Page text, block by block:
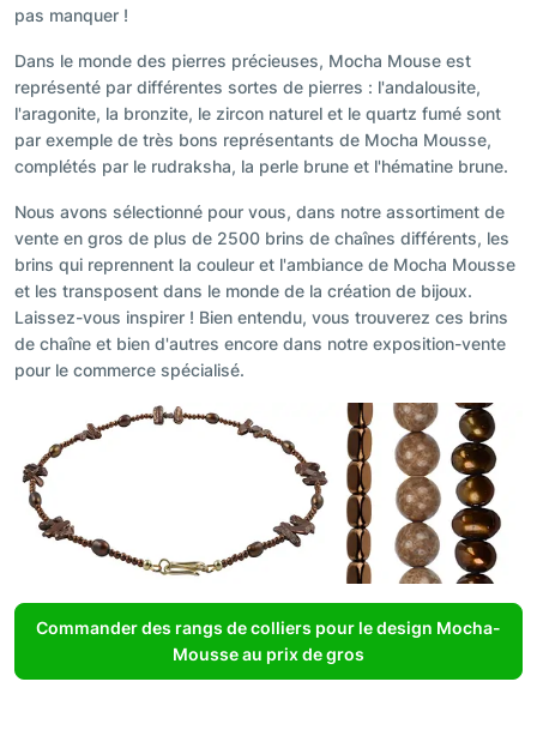
pas manquer !
Dans le monde des pierres précieuses, Mocha Mouse est
représenté par différentes sortes de pierres : l'andalousite,
l'aragonite, la bronzite, le zircon naturel et le quartz fumé sont
par exemple de très bons représentants de Mocha Mousse,
complétés par le rudraksha, la perle brune et l'hématine brune.
Nous avons sélectionné pour vous, dans notre assortiment de
vente en gros de plus de 2500 brins de chaînes différents, les
brins qui reprennent la couleur et l'ambiance de Mocha Mousse
et les transposent dans le monde de la création de bijoux.
Laissez-vous inspirer ! Bien entendu, vous trouverez ces brins
de chaîne et bien d'autres encore dans notre exposition-vente
pour le commerce spécialisé.
Commander des rangs de colliers pour le design Mocha-
Mousse au prix de gros